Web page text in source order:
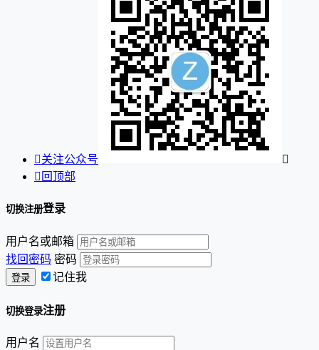
关注公众号

 回顶部
切换注册登录
用户名或邮箱
找回密码 密码
记住我
切换登录注册
用户名